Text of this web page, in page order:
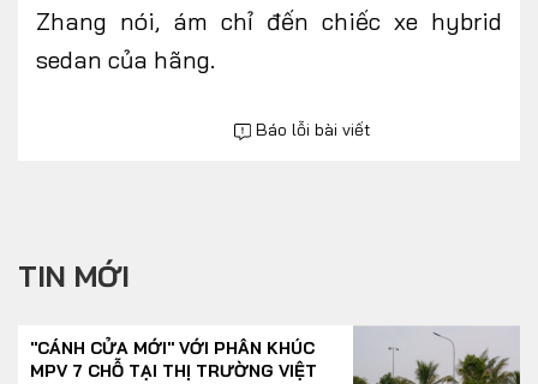
Zhang nói, ám chỉ đến chiếc xe hybrid
sedan của hãng.
Báo lỗi bài viết
TIN MỚI
"CÁNH CỬA MỚI" VỚI PHÂN KHÚC
MPV 7 CHỖ TẠI THỊ TRƯỜNG VIỆT